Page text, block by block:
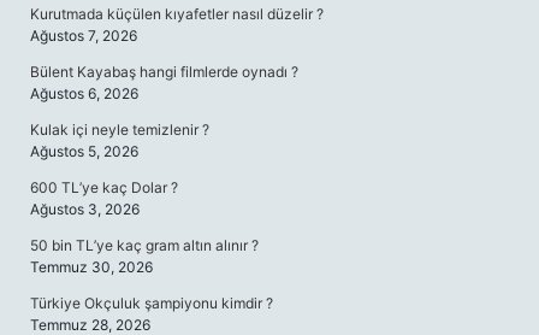
Kurutmada küçülen kıyafetler nasıl düzelir ?
Ağustos 7, 2026
Bülent Kayabaş hangi filmlerde oynadı ?
Ağustos 6, 2026
Kulak içi neyle temizlenir ?
Ağustos 5, 2026
600 TL’ye kaç Dolar ?
Ağustos 3, 2026
50 bin TL’ye kaç gram altın alınır ?
Temmuz 30, 2026
Türkiye Okçuluk şampiyonu kimdir ?
Temmuz 28, 2026